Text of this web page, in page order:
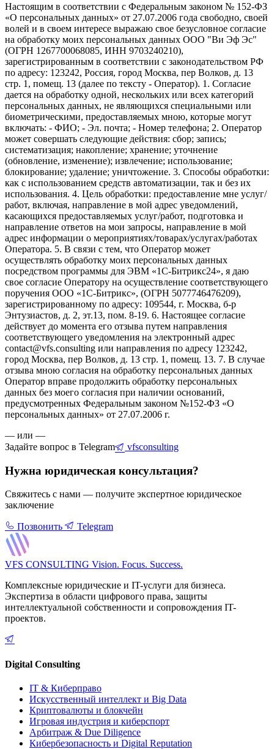
Настоящим в соответствии с Федеральным законом № 152-ФЗ
«О персональных данных» от 27.07.2006 года свободно, своей
волей и в своем интересе выражаю свое безусловное согласие
на обработку моих персональных данных ООО "Ви Эф Эс"
(ОГРН 1267700068085, ИНН 9703240210),
зарегистрированным в соответствии с законодательством РФ
по адресу: 123242, Россия, город Москва, пер Волков, д. 13
стр. 1, помещ. 13 (далее по тексту - Оператор). 1. Согласие
дается на обработку одной, нескольких или всех категорий
персональных данных, не являющихся специальными или
биометрическими, предоставляемых мною, которые могут
включать: - ФИО; - Эл. почта; - Номер телефона; 2. Оператор
может совершать следующие действия: сбор; запись;
систематизация; накопление; хранение; уточнение
(обновление, изменение); извлечение; использование;
блокирование; удаление; уничтожение. 3. Способы обработки:
как с использованием средств автоматизации, так и без их
использования. 4. Цель обработки: предоставление мне услуг/
работ, включая, направление в мой адрес уведомлений,
касающихся предоставляемых услуг/работ, подготовка и
направление ответов на мои запросы, направление в мой
адрес информации о мероприятиях/товарах/услугах/работах
Оператора. 5. В связи с тем, что Оператор может
осуществлять обработку моих персональных данных
посредством программы для ЭВМ «1С-Битрикс24», я даю
свое согласие Оператору на осуществление соответствующего
поручения ООО «1С-Битрикс», (ОГРН 5077746476209),
зарегистрированному по адресу: 109544, г. Москва, б-р
Энтузиастов, д. 2, эт.13, пом. 8-19. 6. Настоящее согласие
действует до момента его отзыва путем направления
соответствующего уведомления на электронный адрес
contact@vfs.consulting или направления по адресу 123242,
город Москва, пер Волков, д. 13 стр. 1, помещ. 13. 7. В случае
отзыва мною согласия на обработку персональных данных
Оператор вправе продолжить обработку персональных
данных без моего согласия при наличии оснований,
предусмотренных Федеральным законом №152-ФЗ «О
персональных данных» от 27.07.2006 г.
— или —
Задайте вопрос в Telegram
vfsconsulting
Нужна юридическая консультация?
Свяжитесь с нами — получите экспертное юридическое
заключение
Позвонить Telegram
VFS CONSULTING Vision. Focus. Success.
Комплексные юридические и IT-услуги для бизнеса.
Экспертиза в области цифрового права, защиты
интеллектуальной собственности и сопровождения IT-
проектов.
Digital Consulting
IT & Киберправо
Искусственный интеллект и Big Data
Криптовалюты и блокчейн
Игровая индустрия и киберспорт
Арбитраж & Due Diligence
Кибербезопасность и Digital Reputation